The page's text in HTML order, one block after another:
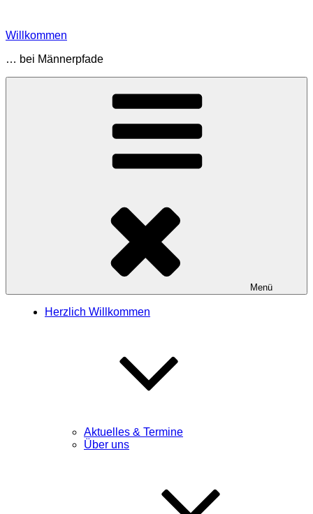
springen
Willkommen
… bei Männerpfade
Menü
Herzlich Willkommen
Aktuelles & Termine
Über uns